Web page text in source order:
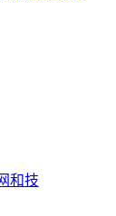
和技